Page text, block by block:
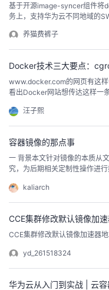
动
关
注
的
开
发
者
学
堂
的
课
程
我
的
认
我
的
我
我
的
Programs
我
的
支
持
我
技
术
支
的
云
声
基于开源image-syncer组件将
务上，支持华为云不同地域的
养猫费裤子
Docker技术三大要点：
www.docker.com的网页有这
看出Docker网站想传达这样一
er的奠基者是dotcloud，一家
公司把Docker开源之后，于
汪子熙
容器镜像的那点事
一 背景本文针对镜像的本质从
究，为后期相关定制性操作进
展。所以，能称作 base 镜像
如 Ubuntu, Debian, CentOS
kaliarch
CCE集群修改默认镜像加
CCE集群修改默认镜像加速器
yd_261518324
华为云从入门到实战 | 云